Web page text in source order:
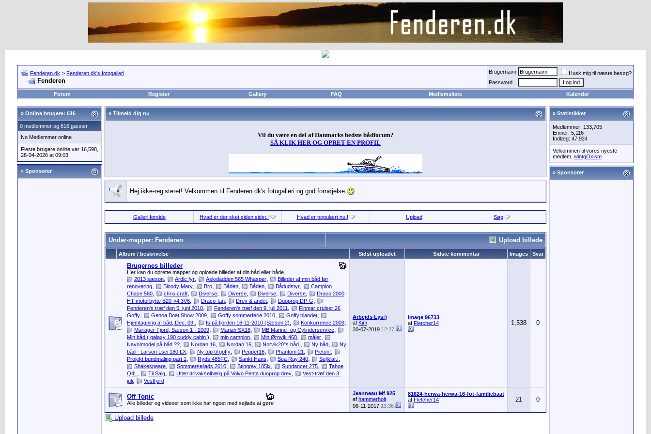
Fenderen.dk > Fenderen.dk's fotogalleri
Fenderen
Brugernavn
Husk mig til næste besøg?
Password
Forum
Register Gallery FAQ Medlemsliste Kalender
» Online brugere: 616
0 medlemmer og 616 gæster
No Medlemmer online
Fleste brugere online var 16,598,
28-04-2026 at 09:03.
» Sponsorer
» Tilmeld dig nu
Vil du være en del af Danmarks bedste bådforum?
SÅ KLIK HER OG OPRET EN PROFIL
Hej ikke-registeret! Velkommen til Fenderen.dk's fotogalleri og god fornøjelse
Galleri forside Hvad er der sket siden sidst.! Hvad er populært nu.! Upload Søg
Under-mapper: Fenderen Upload billede
Album / beskrivelse Sidst uploadet Sidste kommentar Images Svar
Brugernes billeder
Her kan du oprette mapper og oploade billeder af din båd eller både
2013 sæson, Ardic fyr, Askeladden 565 Whasper,
Billeder af min båd før
renovering, Bloody Mary, Bro, Båden, Båden, Bådudstyr,
Campion
Chase 580, chris craft, Diverse, Diverse, Diverse, Diverse,
Draco 2000
HT motorbytte B20->4.3V6, Draco-fan, Drev & andet, Duoprop DP-G,
Fenderen's træf den 5. juni 2010, Fenderen's træf den 9. juli 2011 ,
Finmar cruiser 26
Goffy, Genoa Boat Show 2009, Goffy sommerferie 2010, Goffy.blandet,
Hjemtagning af båd, Dec. 09. , Is på fjorden 16-11-2010 (Sæson 2), Konkurrence 2009,
Mariager Fjord, Sæson 1 - 2009, Mariah SX18, MB Marine- og Cylinderservice,
Min båd ( galaxy 190 cuddy cabin ), min campion, Min Ørnvik 460, måler,
Navn/model på båd.??, Nordan 16, Nordan 16, Norvik20"s båd. , Ny båd,
Ny
båd - Larson Lsei 180 LX, Ny top til goffy, Pepper16, Phantom 21 , Picton!,
Projekt bundmaling part 1 , Ryds 485FC, Sankt Hans, Sea Ray 240, Sejlklar.!,
Shakespeare, Sommersejlads 2010, Stingray 185lx, Sundancer 275,
Tahoe
Q4L , Til Salg, Utæt drivakselbælg på Volvo Penta duoprop drev,
Vest-træf den 3.
juli, Vestfjord
Arbejds Lys:)
af Kim
30-07-2019 12:27
Image 96733
af Fletcher14 1,538 0
Off Topic
Alle billeder og videoer som ikke har ngoet med sejlads at gøre
Jeanneau Mf 925
af hammerholt
06-11-2017 13:36
81624-herwa-herwa-16-fot-familiebaat
af Fletcher14 21 0
Upload billede
» Statistikker
Medlemmer: 133,705
Emner: 5,116
Indlæg: 47,924
Velkommen til vores nyeste
medlem, wintgOxism
» Sponsorer